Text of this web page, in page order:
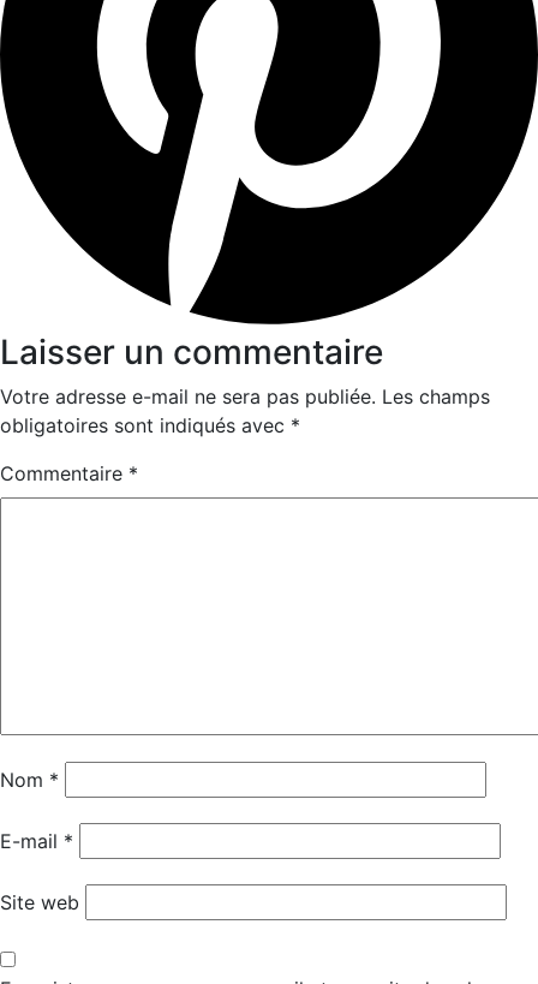
Laisser un commentaire
Votre adresse e-mail ne sera pas publiée. Les champs
obligatoires sont indiqués avec *
Commentaire *
Nom *
E-mail *
Site web